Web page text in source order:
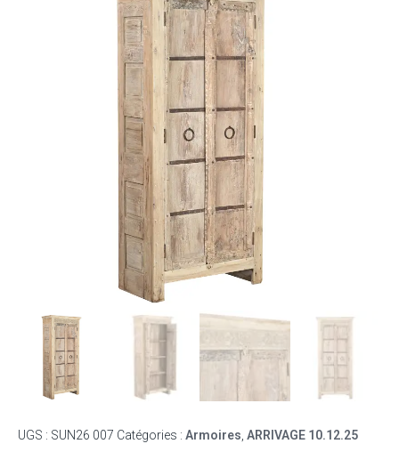
UGS : SUN26 007 Catégories : Armoires ARRIVAGE 10.12.25